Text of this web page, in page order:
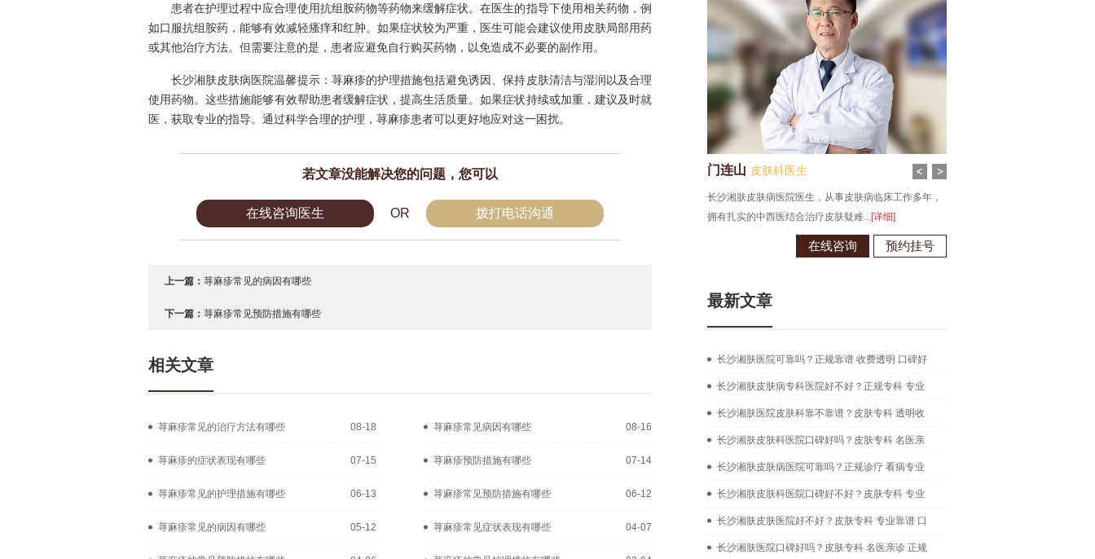
患者在护理过程中应合理使用抗组胺药物等药物来缓解症状。在医生的指导下使用相关药物，例
如口服抗组胺药，能够有效减轻瘙痒和红肿。如果症状较为严重，医生可能会建议使用皮肤局部用药
或其他治疗方法。但需要注意的是，患者应避免自行购买药物，以免造成不必要的副作用。
长沙湘肤皮肤病医院温馨提示：荨麻疹的护理措施包括避免诱因、保持皮肤清洁与湿润以及合理
使用药物。这些措施能够有效帮助患者缓解症状，提高生活质量。如果症状持续或加重，建议及时就
医，获取专业的指导。通过科学合理的护理，荨麻疹患者可以更好地应对这一困扰。
若文章没能解决您的问题，您可以
在线咨询医生 OR 拨打电话沟通
上一篇： 荨麻疹常见的病因有哪些
下一篇： 荨麻疹常见预防措施有哪些
相关文章
荨麻疹常见的治疗方法有哪些 08-18 荨麻疹常见病因有哪些 08-16
荨麻疹的症状表现有哪些 07-15 荨麻疹预防措施有哪些 07-14
荨麻疹常见的护理措施有哪些 06-13 荨麻疹常见预防措施有哪些 06-12
荨麻疹常见的病因有哪些 05-12 荨麻疹常见症状表现有哪些 04-07
门连山 皮肤科医生
长沙湘肤皮肤病医院医生，从事皮肤病临床工作多年，
拥有扎实的中西医结合治疗皮肤疑难...[详细]
在线咨询 预约挂号
最新文章
长沙湘肤医院可靠吗？正规靠谱 收费透明 口碑好
长沙湘肤皮肤病专科医院好不好？正规专科 专业
长沙湘肤医院皮肤科靠不靠谱？皮肤专科 透明收
长沙湘肤皮肤科医院口碑好吗？皮肤专科 名医亲
长沙湘肤皮肤病医院可靠吗？正规诊疗 看病专业
长沙湘肤皮肤科医院口碑好不好？皮肤专科 专业
长沙湘肤皮肤医院好不好？皮肤专科 专业靠谱 口
长沙湘肤医院口碑好吗？皮肤专科 名医亲诊 正规